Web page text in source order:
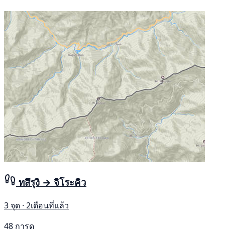
ทสึรุงิ → จิโระคิว
3 จุด · 2เดือนที่แล้ว
48 การดู